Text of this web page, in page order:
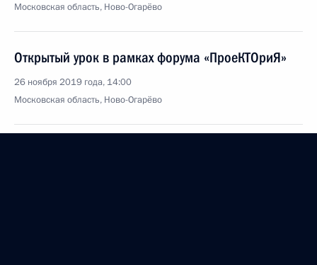
Московская область, Ново-Огарёво
Открытый урок в рамках форума «ПроеКТОриЯ»
26 ноября 2019 года, 14:00
Московская область, Ново-Огарёво